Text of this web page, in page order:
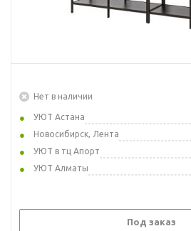
Нет в наличии
УЮТ Астана
Новосибирск, Лента
УЮТ в тц Апорт
УЮТ Алматы
Под заказ